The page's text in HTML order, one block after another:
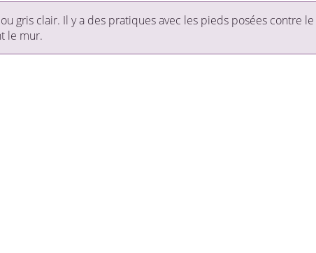
gris clair. Il y a des pratiques avec les pieds posées contre le
le mur.